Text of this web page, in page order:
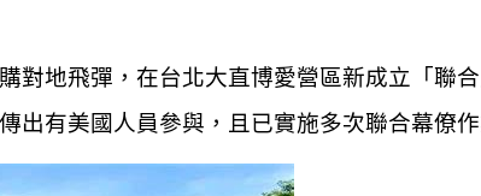
對地飛彈，在台北大直博愛營區新成立「聯
出有美國人員參與，且已實施多次聯合幕僚作